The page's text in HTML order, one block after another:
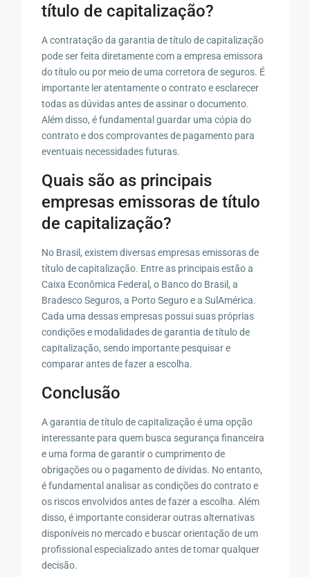
título de capitalização?
A contratação da garantia de título de capitalização
pode ser feita diretamente com a empresa emissora
do título ou por meio de uma corretora de seguros. É
importante ler atentamente o contrato e esclarecer
todas as dúvidas antes de assinar o documento.
Além disso, é fundamental guardar uma cópia do
contrato e dos comprovantes de pagamento para
eventuais necessidades futuras.
Quais são as principais
empresas emissoras de título
de capitalização?
No Brasil, existem diversas empresas emissoras de
título de capitalização. Entre as principais estão a
Caixa Econômica Federal, o Banco do Brasil, a
Bradesco Seguros, a Porto Seguro e a SulAmérica.
Cada uma dessas empresas possui suas próprias
condições e modalidades de garantia de título de
capitalização, sendo importante pesquisar e
comparar antes de fazer a escolha.
Conclusão
A garantia de título de capitalização é uma opção
interessante para quem busca segurança financeira
e uma forma de garantir o cumprimento de
obrigações ou o pagamento de dívidas. No entanto,
é fundamental analisar as condições do contrato e
os riscos envolvidos antes de fazer a escolha. Além
disso, é importante considerar outras alternativas
disponíveis no mercado e buscar orientação de um
profissional especializado antes de tomar qualquer
decisão.